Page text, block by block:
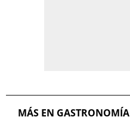
MÁS EN GASTRONOMÍA